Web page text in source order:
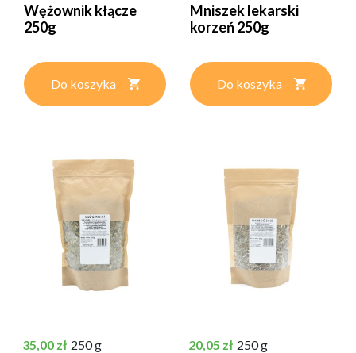
Wężownik kłącze
250g
Do koszyka
Mniszek lekarski
korzeń 250g
Do koszyka
Cena
35,00 zł 250 g Cena
20,05 zł 250 g